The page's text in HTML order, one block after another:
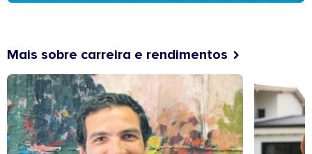
Mais sobre carreira e rendimentos